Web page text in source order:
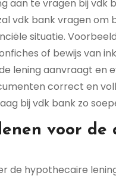
aan te vragen bij vdk
vdk bank vragen
situatie.
of bewijs van
lening aanvraagt en
correct en
bij vdk bank zo
voor
de hypothecaire